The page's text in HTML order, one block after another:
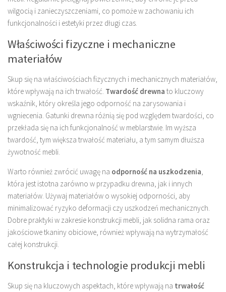
wilgocią i zanieczyszczeniami, co pomoże w zachowaniu ich
funkcjonalności i estetyki przez długi czas.
Właściwości fizyczne i mechaniczne
materiałów
Skup się na właściwościach fizycznych i mechanicznych materiałów,
które wpływają na ich trwałość. Twardość drewna to kluczowy
wskaźnik, który określa jego odporność na zarysowania i
wgniecenia. Gatunki drewna różnią się pod względem twardości, co
przekłada się na ich funkcjonalność w meblarstwie. Im wyższa
twardość, tym większa trwałość materiału, a tym samym dłuższa
żywotność mebli.
Warto również zwrócić uwagę na odporność na uszkodzenia
która jest istotna zarówno w przypadku drewna, jak i innych
materiałów. Używaj materiałów o wysokiej odporności, aby
minimalizować ryzyko deformacji czy uszkodzeń mechanicznych.
Dobre praktyki w zakresie konstrukcji mebli, jak solidna rama oraz
jakościowe tkaniny obiciowe, również wpływają na wytrzymałość
całej konstrukcji.
Konstrukcja i technologie produkcji mebli
Skup się na kluczowych aspektach, które wpływają na trwałość